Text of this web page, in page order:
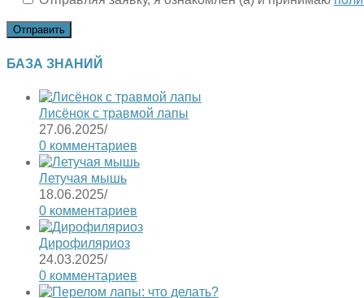
БАЗА ЗНАНИЙ
Лисёнок с травмой лапы
27.06.2025/
0 комментариев
Летучая мышь
18.06.2025/
0 комментариев
Дирофиляриоз
24.03.2025/
0 комментариев